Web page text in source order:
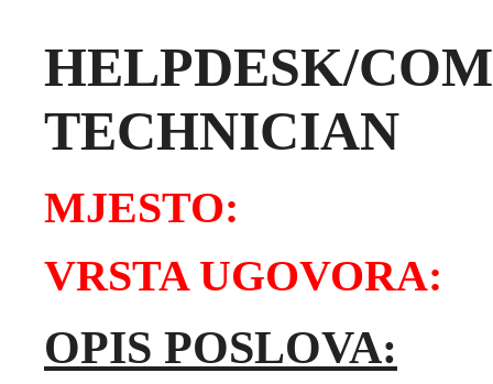
HELPDESK/
TECHNICIAN
MJESTO:
VRSTA
OPIS POSLOVA: